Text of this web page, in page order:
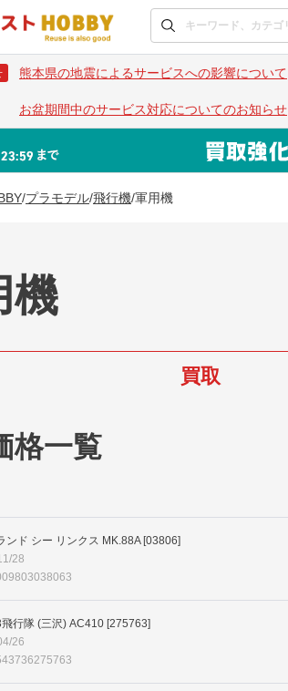
熊本県の地震によるサービスへの影響について
お盆期間中のサービス対応についてのお知らせ
/プラモデル/飛行機/軍用機
機
買取
格一覧
ンド シー リンクス MK.88A [03806]
28
行隊 (三沢) AC410 [275763]
26